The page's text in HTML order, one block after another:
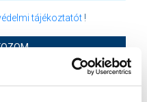
tájékoztatót!